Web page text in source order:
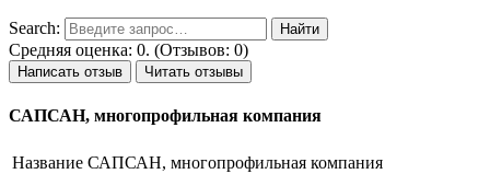
Search:
Средняя оценка: 0. (Отзывов: 0)
Написать отзыв Читать отзывы
САПСАН, многопрофильная компания
Название САПСАН, многопрофильная компания